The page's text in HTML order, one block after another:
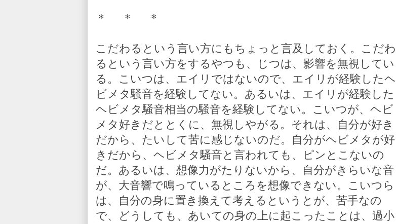
＊ ＊ ＊
こだわるという言い方にもちょっと言及しておく。こだわ
るという言い方をするやつも、じつは、影響を無視してい
る。こいつは、エイリではないので、エイリが経験したヘ
ビメタ騒音を経験してない。あるいは、エイリが経験した
ヘビメタ騒音相当の騒音を経験してない。こいつが、ヘビ
メタ好きだととくに、無視しやがる。それは、自分が好き
だから、たいして苦に感じないのだ。自分がヘビメタが好
きだから、ヘビメタ騒音と言われても、ピンとこないの
だ。あるいは、想像力がたりないから、自分がきらいな音
が、大音響で鳴っているところを想像できない。こいつら
は、自分の身に置き換えて考えるというとが、苦手なの
で、どうしても、あいての身の上に起こったことは、過小